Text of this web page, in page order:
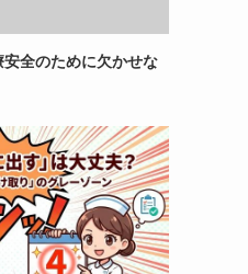
全のために欠かせな